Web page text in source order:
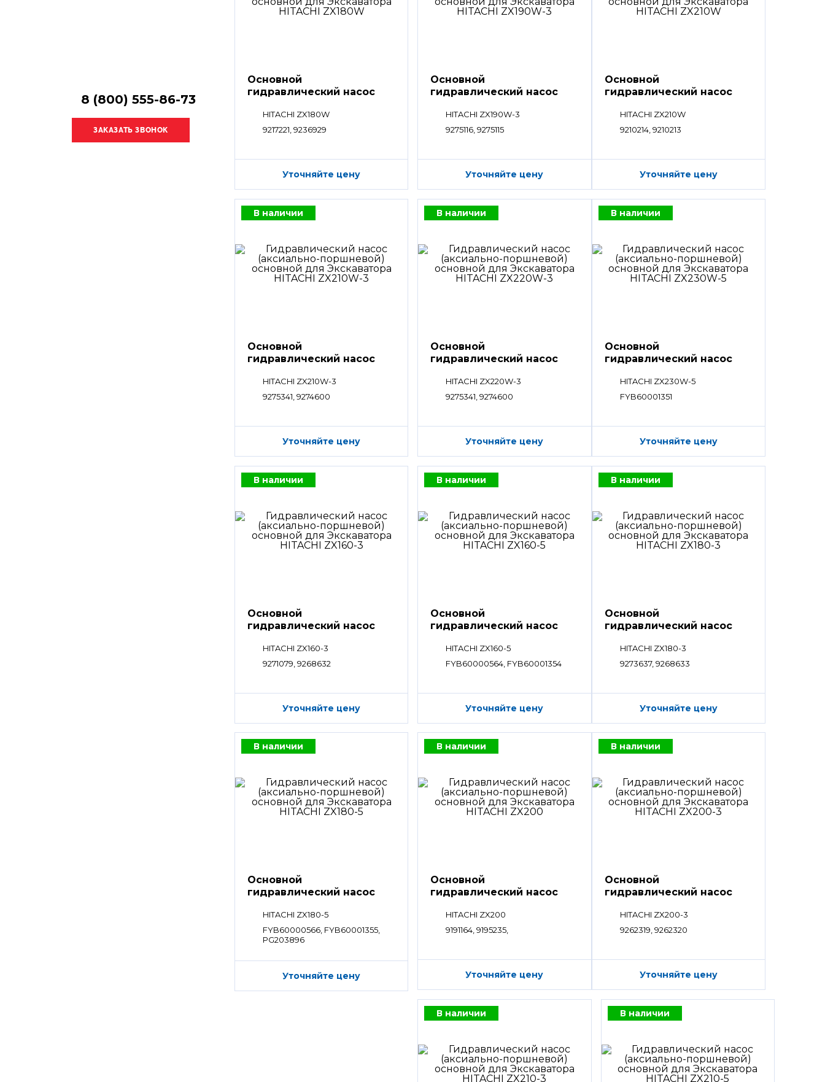
8 (800) 555-86-73
Основной
гидравлический насос
HITACHI ZX180W
9217221, 9236929
Уточняйте цену
Основной
гидравлический насос
HITACHI ZX190W-3
9275116, 9275115
Уточняйте цену
Основной
гидравлический насос
HITACHI ZX210W
9210214, 9210213
Уточняйте цену
В наличии
Основной
гидравлический насос
HITACHI ZX210W-3
9275341, 9274600
Уточняйте цену
В наличии
Основной
гидравлический насос
HITACHI ZX220W-3
9275341, 9274600
Уточняйте цену
В наличии
Основной
гидравлический насос
HITACHI ZX230W-5
FYB60001351
Уточняйте цену
В наличии
Основной
гидравлический насос
HITACHI ZX160-3
9271079, 9268632
Уточняйте цену
В наличии
Основной
гидравлический насос
HITACHI ZX160-5
FYB60000564, FYB60001354
Уточняйте цену
В наличии
Основной
гидравлический насос
HITACHI ZX180-3
9273637, 9268633
Уточняйте цену
В наличии
Основной
гидравлический насос
HITACHI ZX180-5
FYB60000566, FYB60001355,
PG203896
Уточняйте цену
В наличии
Основной
гидравлический насос
HITACHI ZX200
9191164, 9195235,
Уточняйте цену
В наличии
Основной
гидравлический насос
HITACHI ZX200-3
9262319, 9262320
Уточняйте цену
В наличии В наличии